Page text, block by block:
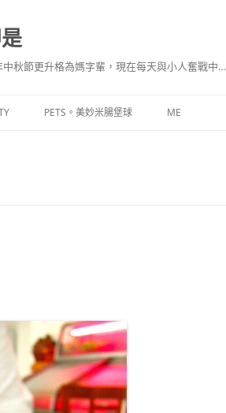
秋節更升格為媽字輩，現在每天與小人奮戰中…
PETS。美妙米腸堡球 ME